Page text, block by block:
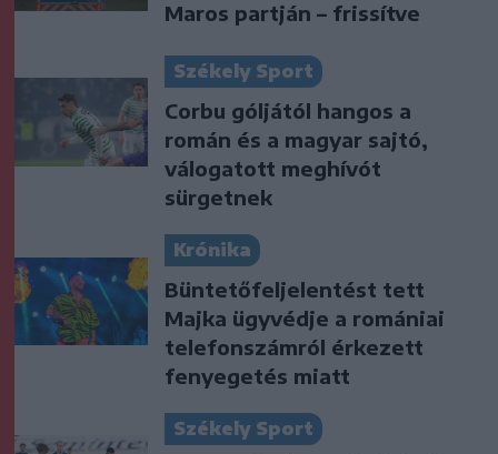
Maros partján – frissítve
Székely Sport
Corbu góljától hangos a
román és a magyar sajtó,
válogatott meghívót
sürgetnek
Krónika
Büntetőfeljelentést tett
Majka ügyvédje a romániai
telefonszámról érkezett
fenyegetés miatt
Székely Sport